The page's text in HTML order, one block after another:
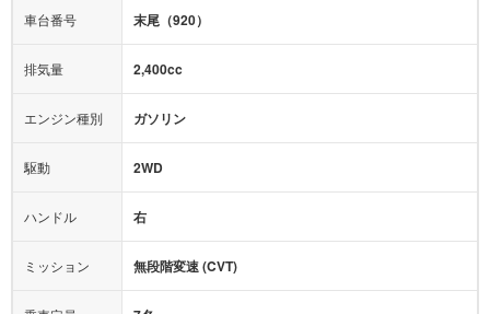
CD
ミュージックプレイヤー接続可
後席モニター
衝撃緩和ヘッドレスト
サポカー
アクセル踏み間違い（誤発進）防止装置
アダプティブクルーズコントロール
ヒルディセントコントロール
オートマチックハイビーム
車台番号 末尾（920）
排気量 2,400cc
エンジン種別 ガソリン
駆動 2WD
ハンドル 右
ミッション 無段階変速 (CVT)